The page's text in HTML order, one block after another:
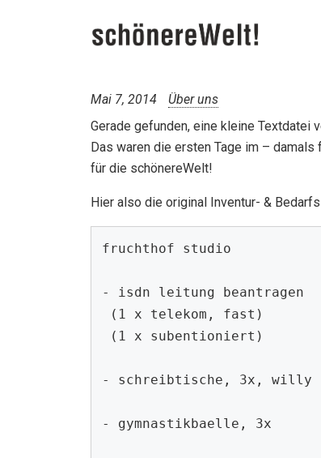
Mai 7, 2014
Über uns
Gerade gefunden, eine kleine Textdatei
Das waren die ersten Tage im –
für die schönereWelt!
Hier also die original Inventur- &
fruchthof studio
- isdn leitung beantragen
- schreibtische, 3x, willy
- gymnastikbaelle, 3x